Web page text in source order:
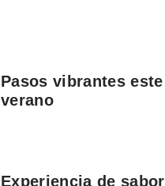
Pasos vibrantes este
verano
Experiencia de sabor